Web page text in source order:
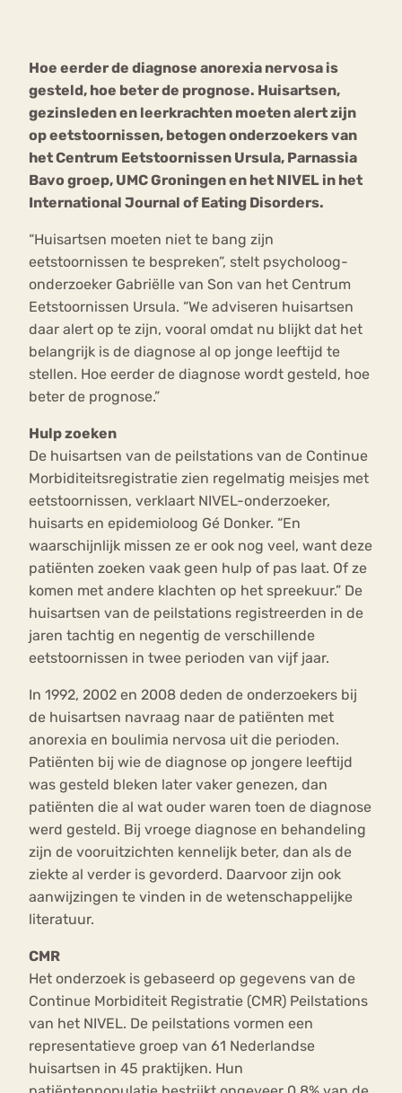
Hoe eerder de diagnose anorexia nervosa is
gesteld, hoe beter de prognose. Huisartsen,
gezinsleden en leerkrachten moeten alert zijn
op eetstoornissen, betogen onderzoekers van
het Centrum Eetstoornissen Ursula, Parnassia
Bavo groep, UMC Groningen en het NIVEL in het
International Journal of Eating Disorders.
“Huisartsen moeten niet te bang zijn
eetstoornissen te bespreken”, stelt psycholoog-
onderzoeker Gabriëlle van Son van het Centrum
Eetstoornissen Ursula. “We adviseren huisartsen
daar alert op te zijn, vooral omdat nu blijkt dat het
belangrijk is de diagnose al op jonge leeftijd te
stellen. Hoe eerder de diagnose wordt gesteld, hoe
beter de prognose.”
Hulp zoeken
De huisartsen van de peilstations van de Continue
Morbiditeitsregistratie zien regelmatig meisjes met
eetstoornissen, verklaart NIVEL-onderzoeker,
huisarts en epidemioloog Gé Donker. “En
waarschijnlijk missen ze er ook nog veel, want deze
patiënten zoeken vaak geen hulp of pas laat. Of ze
komen met andere klachten op het spreekuur.” De
huisartsen van de peilstations registreerden in de
jaren tachtig en negentig de verschillende
eetstoornissen in twee perioden van vijf jaar.
In 1992, 2002 en 2008 deden de onderzoekers bij
de huisartsen navraag naar de patiënten met
anorexia en boulimia nervosa uit die perioden.
Patiënten bij wie de diagnose op jongere leeftijd
was gesteld bleken later vaker genezen, dan
patiënten die al wat ouder waren toen de diagnose
werd gesteld. Bij vroege diagnose en behandeling
zijn de vooruitzichten kennelijk beter, dan als de
ziekte al verder is gevorderd. Daarvoor zijn ook
aanwijzingen te vinden in de wetenschappelijke
literatuur.
CMR
Het onderzoek is gebaseerd op gegevens van de
Continue Morbiditeit Registratie (CMR) Peilstations
van het NIVEL. De peilstations vormen een
representatieve groep van 61 Nederlandse
huisartsen in 45 praktijken. Hun
Chat
Forum
mia
Nerv
osa
Eetstoornis Anorexia Nervosa
Eetbuien Piekeren Sport
Trauma
Orthorexia
Afvallen Angst